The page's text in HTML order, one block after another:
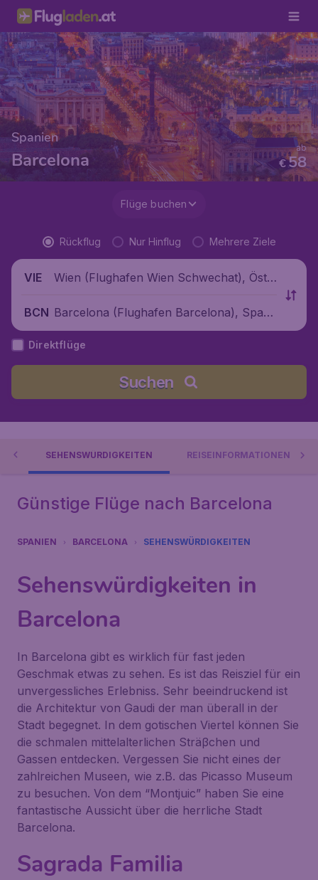
Spanien
Barcelona €58
ab
Flüge buchen
Rückflug Nur Hinflug Mehrere Ziele
VIE
Wien (Flughafen Wien Schwechat), Öste
BCN Barcelona (Flughafen Barcelona), Spani
en
Direktflüge
Suchen
SEHENSWÜRDIGKEITEN REISEINFORMATIONEN
Günstige Flüge nach Barcelona
SPANIEN BARCELONA SEHENSWÜRDIGKEITEN
Sehenswürdigkeiten in
Barcelona
In Barcelona gibt es wirklich für fast jeden
Geschmak etwas zu sehen. Es ist das Reisziel für ein
unvergessliches Erlebniss. Sehr beeindruckend ist
die Architektur von Gaudi der man überall in der
Stadt begegnet. In dem gotischen Viertel können Sie
die schmalen mittelalterlichen Sträβchen und
Gassen entdecken. Vergessen Sie nicht eines der
zahlreichen Museen, wie z.B. das Picasso Museum
zu besuchen. Von dem “Montjuic” haben Sie eine
fantastische Aussicht über die herrliche Stadt
Barcelona.
Sagrada Familia